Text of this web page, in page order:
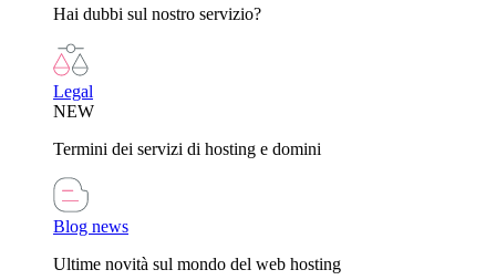
Hai dubbi sul nostro servizio?
Legal
NEW
Termini dei servizi di hosting e domini
Blog news
Ultime novità sul mondo del web hosting